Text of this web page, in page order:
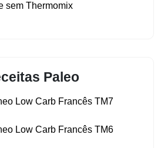
sem Thermomix
Paleo
Low Carb Francês TM7
Low Carb Francês TM6